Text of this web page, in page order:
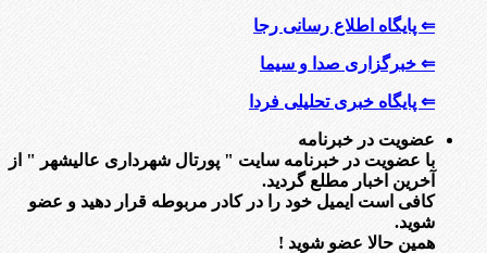
⇐ پایگاه اطلاع رسانی رجا
⇐ خبرگزاری صدا و سیما
⇐ پایگاه خبری تحلیلی فردا
عضویت در خبرنامه
با عضویت در خبرنامه سایت " پورتال شهرداری عالیشهر " از
آخرین اخبار مطلع گردید.
کافی است ایمیل خود را در کادر مربوطه قرار دهید و عضو
شوید.
همین حالا عضو شوید !